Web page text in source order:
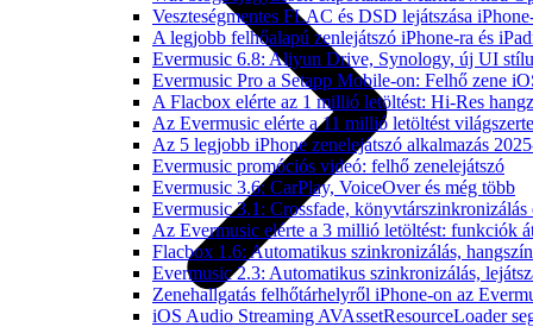
Veszteségmentes FLAC és DSD lejátszása
A legjobb felhőalapú zenlejátszó iPhone-ra és
Evermusic 6.8: Aliyun Drive, Synology, új UI
Evermusic Pro a Setapp Mobile-on: Felhő zene
A Flacbox elérte az 1 millió letöltést: Hi-Res
Az Evermusic elérte a 11 millió letöltést világszerte
Az 5 legjobb iPhone zenelejátszó alkalmazás
Evermusic promóciós videó: felhő zenelejátszó
Evermusic 3.6: CarPlay, VoiceOver és még több
Evermusic 3.1: Crossfade, könyvtárszinkronizálás
Az Evermusic elérte a 3 millió letöltést: funkciók
Flacbox 1.6: Automatikus szinkronizálás,
Evermusic 2.3: Automatikus szinkronizálás,
Zenehallgatás felhőtárhelyről iPhone-on az
iOS Audio Streaming AVAssetResourceLoader